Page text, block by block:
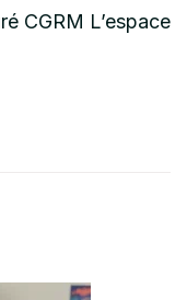
CGRM L’espace